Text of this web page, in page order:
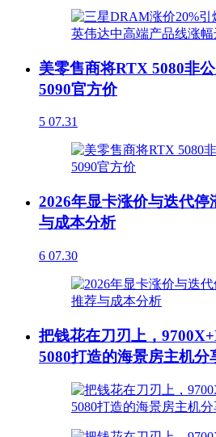
美零售商将RTX 5080非
5090官方价
5 07.31
2026年显卡涨价与迭代
与成本分析
6 07.30
把钱花在刀刃上，
5080打造的海景房主机分